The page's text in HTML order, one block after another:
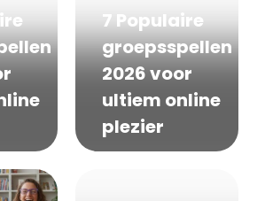
7 Populaire
groepsspellen
2026 voor
ultiem online
plezier